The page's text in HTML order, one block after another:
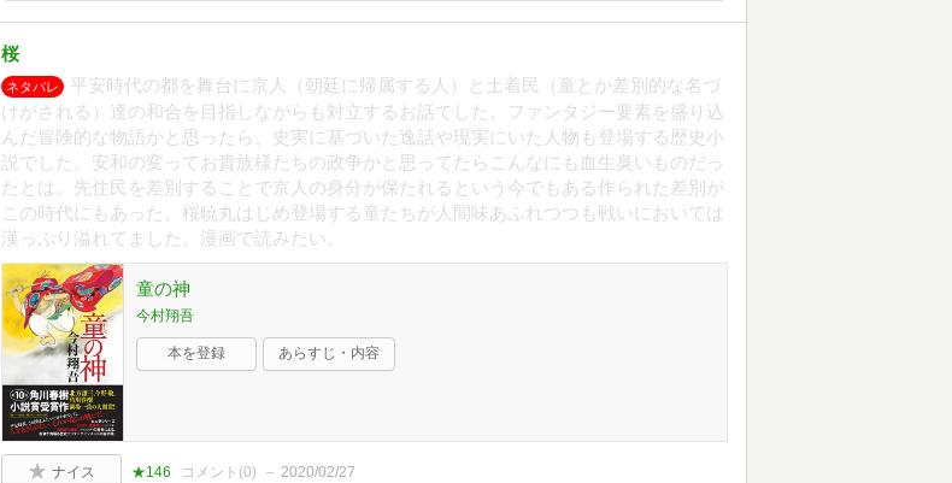
桜
ネタバレ
平安時代の都を舞台に京人（朝廷に帰属する人）と土着民（童とか差別的な名づ
けがされる）達の和合を目指しながらも対立するお話でした。ファンタジー要素を盛り込
んだ冒険的な物語かと思ったら、史実に基づいた逸話や現実にいた人物も登場する歴史小
説でした。安和の変ってお貴族様たちの政争かと思ってたらこんなにも血生臭いものだっ
たとは。先住民を差別することで京人の身分が保たれるという今でもある作られた差別が
この時代にもあった。桜暁丸はじめ登場する童たちが人間味あふれつつも戦いにおいては
漢っぷり溢れてました。漫画で読みたい。
童の神
今村翔吾
本を登録 あらすじ・内容
ナイス ★146 コメント(0) 2020/02/27